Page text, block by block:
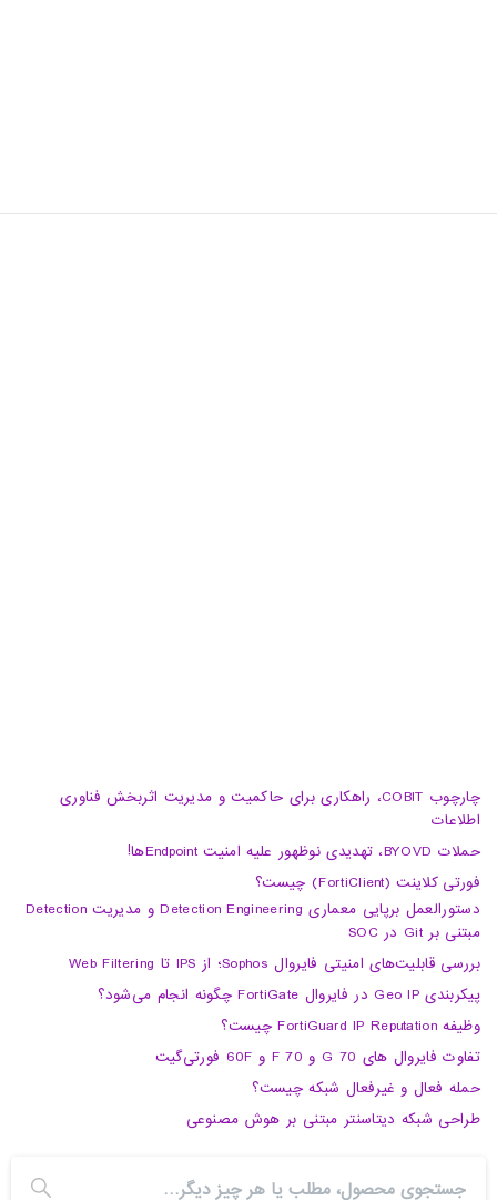
چارچوب COBIT، راهکاری برای حاکمیت و مدیریت اثربخش فناوری
اطلاعات
حملات BYOVD، تهدیدی نوظهور علیه امنیت Endpointها!
فورتی کلاینت (FortiClient) چیست؟
دستورالعمل برپایی معماری Detection Engineering و مدیریت Detection
مبتنی بر Git در SOC
بررسی قابلیت‌های امنیتی فایروال Sophos؛ از IPS تا Web Filtering
پیکربندی Geo IP در فایروال FortiGate چگونه انجام می‌شود؟
وظیفه FortiGuard IP Reputation چیست؟
تفاوت فایروال های 70 G و 70 F و 60F فورتی‌گیت
حمله فعال و غیرفعال شبکه چیست؟
طراحی شبکه دیتاسنتر مبتنی بر هوش مصنوعی